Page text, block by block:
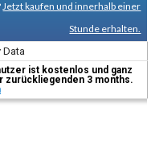
Jetzt kaufen und innerhalb einer
Stunde erhalten.
Data
ist kostenlos und ganz
zurückliegenden 3 months.